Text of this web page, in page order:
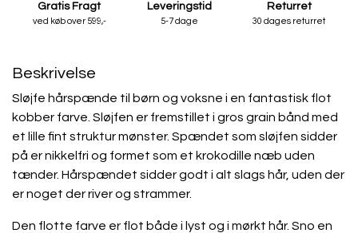
Gratis Fragt
ved køb over 599,-
Leveringstid
5-7 dage
Returret
30 dages returret
Beskrivelse
Sløjfe hårspænde til børn og voksne i en fantastisk flot
kobber farve. Sløjfen er fremstillet i gros grain bånd med
et lille fint struktur mønster. Spændet som sløjfen sidder
på er nikkelfri og formet som et krokodille næb uden
tænder. Hårspændet sidder godt i alt slags hår, uden der
er noget der river og strammer.
Den flotte farve er flot både i lyst og i mørkt hår. Sno en